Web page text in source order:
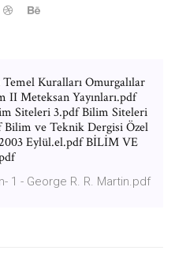
Kuralları Omurgalılar
II Meteksan Yayınları.pdf
Siteleri 3.pdf Bilim Siteleri
ve Teknik Dergisi Özel
Eylül.el.pdf BİLİM VE
1 - George R. R. Martin.pdf